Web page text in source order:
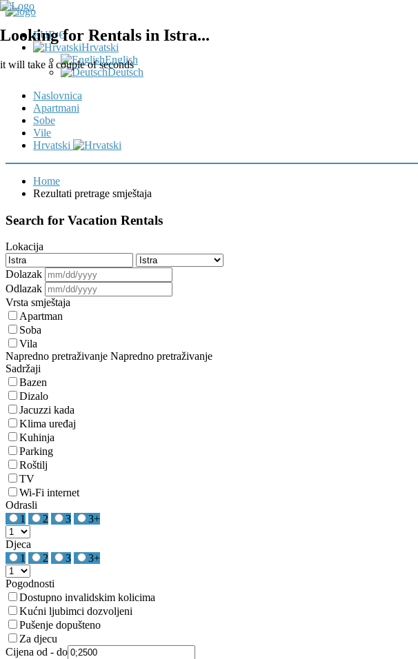
EUR €
Hrvatski
English
Deutsch
Naslovnica
Apartmani
Sobe
Vile
Hrvatski
Looking for Rentals in Istra...
it will take a couple of seconds
Home
Rezultati pretrage smještaja
Search for Vacation Rentals
Lokacija
Dolazak
Odlazak
Vrsta smještaja
Apartman
Soba
Vila
Napredno pretraživanje Napredno pretraživanje
Sadržaji
Bazen
Dizalo
Jacuzzi kada
Klima uređaj
Kuhinja
Parking
Roštilj
TV
Wi-Fi internet
Odrasli
1
2 3 3+
Djeca
1
2 3 3+
Pogodnosti
Dostupno invalidskim kolicima
Kućni ljubimci dozvoljeni
Pušenje dopušteno
Za djecu
Cijena od - do